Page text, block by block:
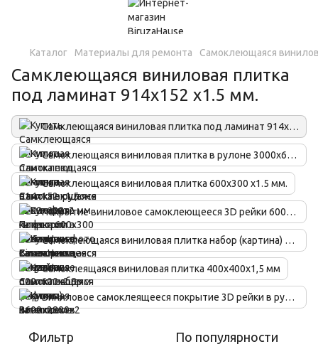
Каталог Материалы для ремонта Самоклеющаяся
Самклеющаяся виниловая плитка
под ламинат 914х152 х1.5 мм.
Самклеющаяся виниловая плитка под ламинат 914х152 х1.5 мм.
Самоклеющаяся виниловая плитка в рулоне 3000х600х2 мм.
Самоклеющаяся виниловая плитка 600х300 х1.5 мм.
Покрытие виниловое самоклеющееся 3D рейки 600х600х2.8мм
Самоклеющаяся виниловая плитка набор (картина) 3600х2800х2 мм.
Самоклеящаяся виниловая плитка 400х400х1,5 мм
Виниловое самоклеящееся покрытие 3D рейки в рулоне 2900х600х3 мм
Фильтр По популярности